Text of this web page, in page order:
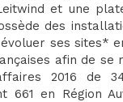
et une
des
ses sites*
afin de se
2016 de
en Région